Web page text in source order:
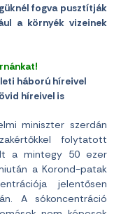
fogva pusztítják
a környék vizeinek
háború híreivel
híreivel is
miniszter szerdán
folytatott
a mintegy 50 ezer
a Korond-patak
jelentősen
A sókoncentráció